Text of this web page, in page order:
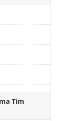
Tim